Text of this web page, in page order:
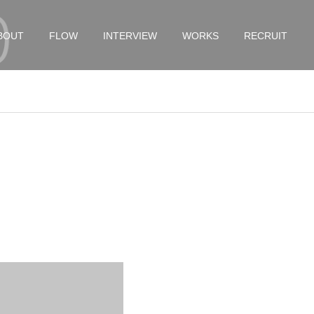
FLOW INTERVIEW WORKS RECRUIT